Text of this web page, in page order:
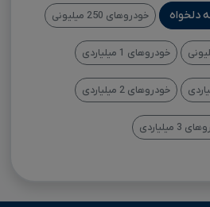
دلخواه خودروهای 250 میلیونی
خودروهای 1 میلیاردی
خودروهای 2 میلیاردی
3 میلیاردی